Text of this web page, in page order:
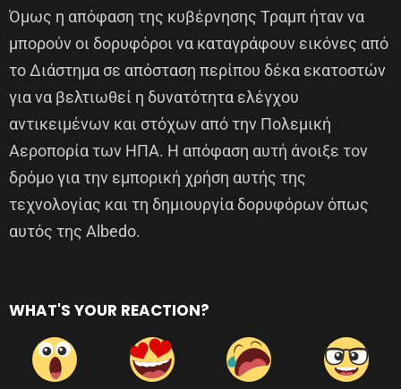
Όμως η απόφαση της κυβέρνησης Τραμπ ήταν να
μπορούν οι δορυφόροι να καταγράφουν εικόνες από
το Διάστημα σε απόσταση περίπου δέκα εκατοστών
για να βελτιωθεί η δυνατότητα ελέγχου
αντικειμένων και στόχων από την Πολεμική
Αεροπορία των ΗΠΑ. Η απόφαση αυτή άνοιξε τον
δρόμο για την εμπορική χρήση αυτής της
τεχνολογίας και τη δημιουργία δορυφόρων όπως
αυτός της Albedo.
WHAT'S YOUR REACTION?